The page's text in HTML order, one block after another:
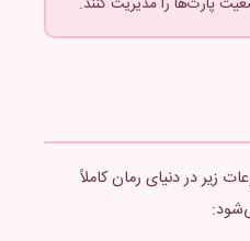
زیر در دنیای رمان کاملاً